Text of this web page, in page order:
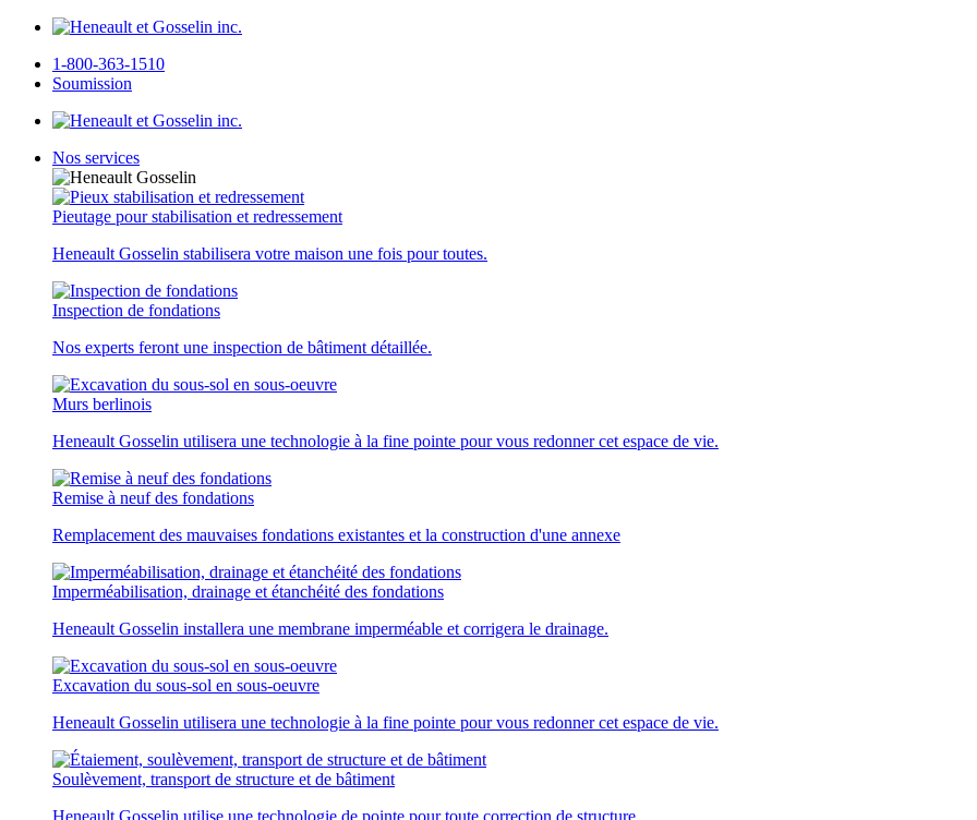
1-800-363-1510
Soumission
Nos services
Pieutage pour stabilisation et redressement
Heneault Gosselin stabilisera votre maison une fois pour toutes.
Inspection de fondations
Nos experts feront une inspection de bâtiment détaillée.
Murs berlinois
Heneault Gosselin utilisera une technologie à la fine pointe pour vous redonner cet espace de vie.
Remise à neuf des fondations
Remplacement des mauvaises fondations existantes et la construction d'une annexe
Imperméabilisation, drainage et étanchéité des fondations
Heneault Gosselin installera une membrane imperméable et corrigera le drainage.
Excavation du sous-sol en sous-oeuvre
Heneault Gosselin utilisera une technologie à la fine pointe pour vous redonner cet espace de vie.
Soulèvement, transport de structure et de bâtiment
Heneault Gosselin utilise une technologie de pointe pour toute correction de structure.